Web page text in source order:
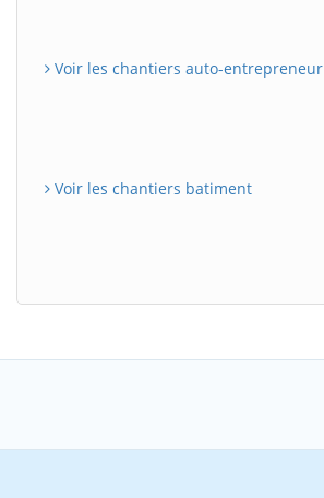
Voir les chantiers auto-entrepreneur
Voir les chantiers batiment